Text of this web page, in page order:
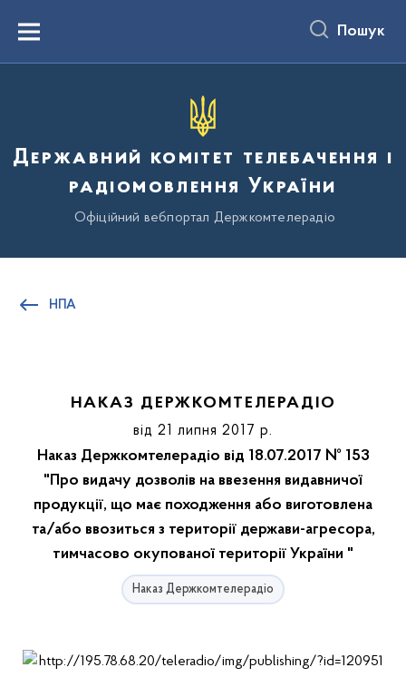
вмістуMenu Пошук
Державний комітет телебачення і
радіомовлення України
Офіційний вебпортал Держкомтелерадіо
НПА
НАКАЗ ДЕРЖКОМТЕЛЕРАДІО
від 21 липня 2017 р.
Наказ Держкомтелерадіо від 18.07.2017 № 153
"Про видачу дозволів на ввезення видавничої
продукції, що має походження або виготовлена
та/або ввозиться з території держави-агресора,
тимчасово окупованої території України "
Наказ Держкомтелерадіо